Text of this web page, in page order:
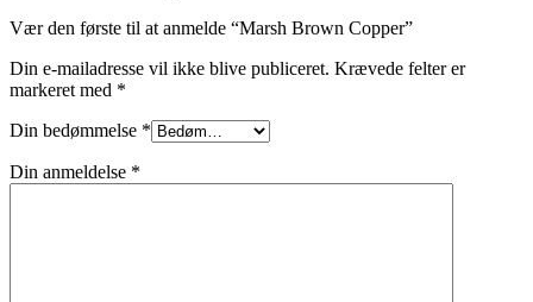
Vær den første til at anmelde “Marsh Brown Copper”
Din e-mailadresse vil ikke blive publiceret. Krævede felter er
markeret med *
Din bedømmelse *
Din anmeldelse *